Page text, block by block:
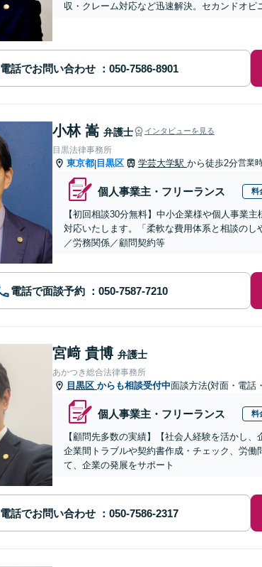
収・クレーム対応など迅速解決。セカンドオピ
電話でお問い合わせ
小林 嵩 弁護士 インタビューを見る
目黒法律事務所
東京都| 目黒区 学芸大学駅 から徒歩2分営業
個人事業主・フリーランス 料
【初回相談30分無料】中小企業様や個人事業
対応いたします。「柔軟な費用体系と相談の
／労務関係／顧問契約等
電話で面談予約
宮﨑 貴博 弁護士
あかつき総合法律事務所
目黒区 からも相談受付中面談方法(対面・電話
個人事業主・フリーランス 料
【顧問先多数の実績】【社会人経験を活かし
企業間トラブルや契約書作成・チェック、労
て、企業の発展をサポート
電話でお問い合わせ